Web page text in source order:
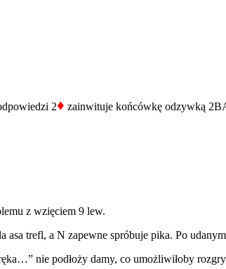
2♦ zainwituje końcówkę odzywką
z wzięciem 9 lew.
trefl, a N zapewne spróbuje pika. Po
nie podłoży damy, co umożliwiłoby